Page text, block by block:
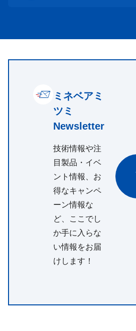
ミネベアミ
ツミ
Newsletter
技術情報や注
目製品・イベ
ント情報、お
得なキャンペ
ーン情報な
ど、ここでし
か手に入らな
い情報をお届
けします！